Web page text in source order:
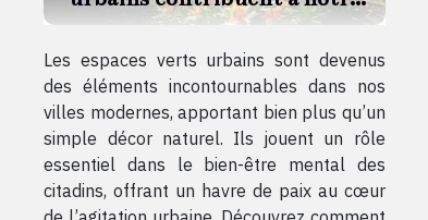
bien-être mental
Les espaces verts urbains sont devenus
des éléments incontournables dans nos
villes modernes, apportant bien plus qu’un
simple décor naturel. Ils jouent un rôle
essentiel dans le bien-être mental des
citadins, offrant un havre de paix au cœur